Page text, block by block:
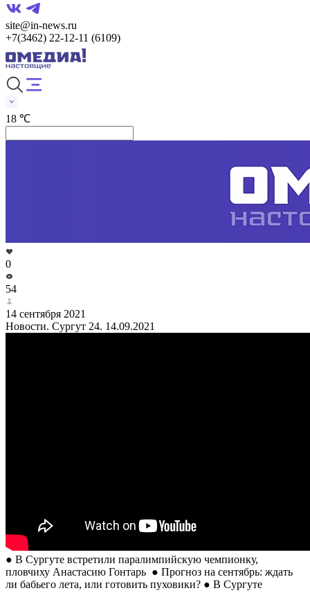
site@in-news.ru
+7(3462) 22-12-11 (6109)
18 ℃
0
54
14 сентября 2021
Новости. Сургут 24. 14.09.2021
● В Сургуте встретили паралимпийскую чемпионку,
пловчиху Анастасию Гонтарь ● Прогноз на сентябрь: ждать
ли бабьего лета, или готовить пуховики? ● В Сургуте